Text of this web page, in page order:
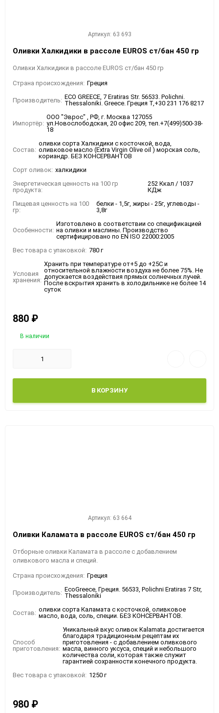
Артикул: 63 693
Оливки Халкидики в рассоле EUROS ст/бан 450 гр
Оливки Халкидики в рассоле EUROS ст/бан 450 гр
Страна происхождения: Греция
Производитель: ECO GREECE, 7 Eratiras Str. 56533. Polichni.
Thessaloniki. Greece. Греция Т,+30 231 176 8217
Импортёр:
ООО "Эврос" , РФ, г. Москва 127055
ул.Новослободская, 20 офис 209, тел.+7(499)500-38-
18
Состав:
оливки сорта Халкидики с косточкой, вода,
оливковое масло (Extra Virgin Olive oil ) морская соль,
кориандр. БЕЗ КОНСЕРВАНТОВ
Сорт оливок: халкидики
Энергетическая ценность на 100 гр
продукта:
252 Ккал / 1037
КДж
Пищевая ценность на 100
гр:
белки - 1,5г, жиры - 25г, углеводы -
3,8г
Особенности:
Изготовлено в соответствии со спецификацией
на оливки и маслины. Производство
сертифицировано по EN ISO 22000:2005
Вес товара с упаковкой: 780 г
Условия
хранения:
Хранить при температуре от+5 до +25С и
относительной влажности воздуха не более 75%. Не
допускается воздействия прямых солнечных лучей.
После вскрытия хранить в холодильнике не более 14
суток
880 ₽
В наличии
В КОРЗИНУ
Артикул: 63 664
Оливки Каламата в рассоле EUROS ст/бан 450 гр
Отборные оливки Каламата в рассоле с добавлением
оливкового масла и специй.
Страна происхождения: Греция
Производитель: EcoGreece, Греция. 56533, Polichni Eratiras 7 Str,
Thessaloniki
Состав: оливки сорта Каламата с косточкой, оливковое
масло, вода, соль, специи. БЕЗ КОНСЕРВАНТОВ.
Способ
приготовления:
Уникальный вкус оливок Kalamata достигается
благодаря традиционным рецептам их
приготовления - с добавлением оливкового
масла, винного уксуса, специй и небольшого
количества соли, которая также служит
гарантией сохранности конечного продукта.
Вес товара с упаковкой: 1250 г
980 ₽